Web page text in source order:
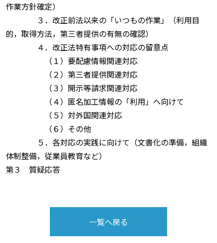
作業方針確定）
３．改正前法以来の「いつもの作業」（利用目
的，取得方法，第三者提供の有無の確認）
４．改正法特有事項への対応の留意点
（１）要配慮情報関連対応
（２）第三者提供関連対応
（３）開示等請求関連対応
（４）匿名加工情報の「利用」へ向けて
（５）対外国関連対応
（６）その他
５．各対応の実践に向けて（文書化の準備，組織
体制整備，従業員教育など）
第３ 質疑応答
一覧へ戻る